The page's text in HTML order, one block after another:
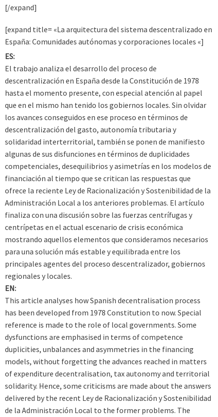
[/expand]
[expand title= «La arquitectura del sistema descentralizado en
España: Comunidades autónomas y corporaciones locales «]
ES:
El trabajo analiza el desarrollo del proceso de
descentralización en España desde la Constitución de 1978
hasta el momento presente, con especial atención al papel
que en el mismo han tenido los gobiernos locales. Sin olvidar
los avances conseguidos en ese proceso en términos de
descentralización del gasto, autonomía tributaria y
solidaridad interterritorial, también se ponen de manifiesto
algunas de sus disfunciones en términos de duplicidades
competenciales, desequilibrios y asimetrías en los modelos de
financiación al tiempo que se critican las respuestas que
ofrece la reciente Ley de Racionalización y Sostenibilidad de la
Administración Local a los anteriores problemas. El artículo
finaliza con una discusión sobre las fuerzas centrífugas y
centrípetas en el actual escenario de crisis económica
mostrando aquellos elementos que consideramos necesarios
para una solución más estable y equilibrada entre los
principales agentes del proceso descentralizador, gobiernos
regionales y locales.
EN:
This article analyses how Spanish decentralisation process
has been developed from 1978 Constitution to now. Special
reference is made to the role of local governments. Some
dysfunctions are emphasised in terms of competence
duplicities, unbalances and asymmetries in the financing
models, without forgetting the advances reached in matters
of expenditure decentralisation, tax autonomy and territorial
solidarity. Hence, some criticisms are made about the answers
delivered by the recent Ley de Racionalización y Sostenibilidad
de la Administración Local to the former problems. The